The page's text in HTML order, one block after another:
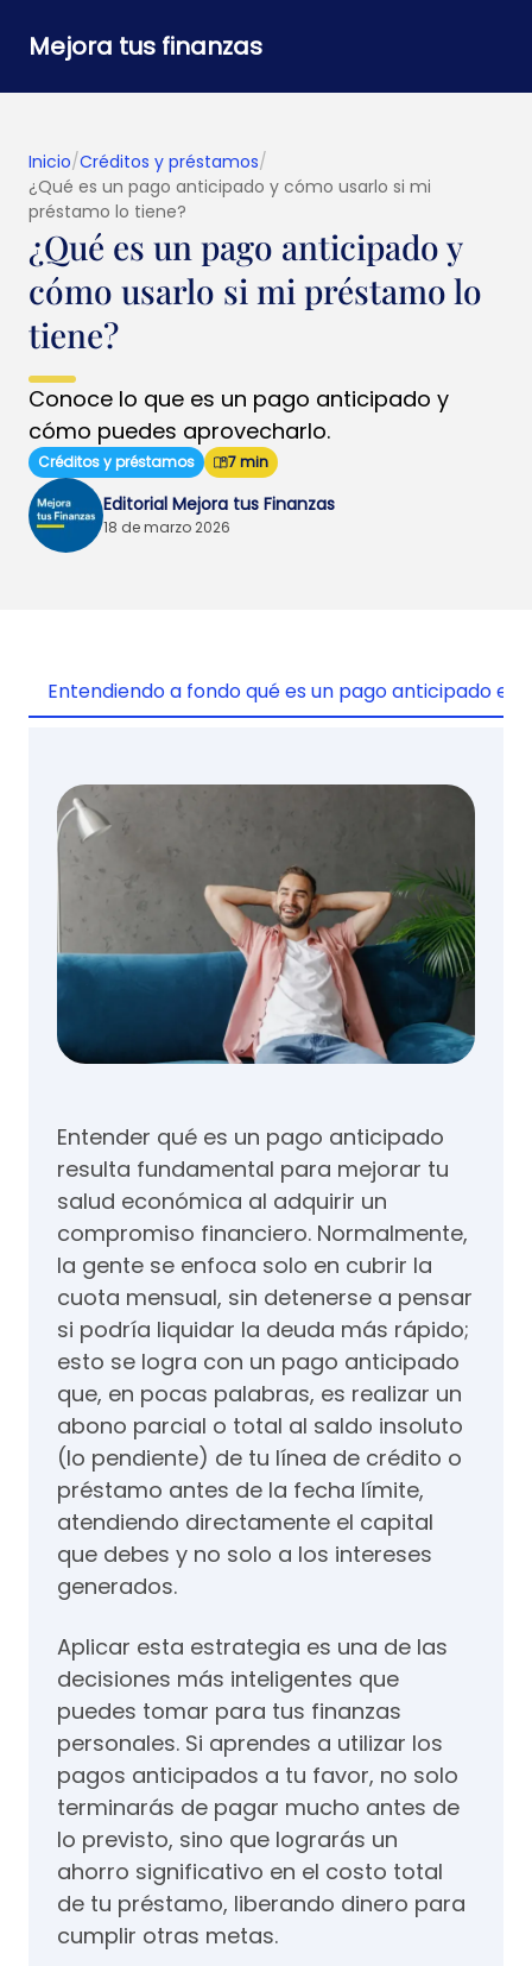
Mejora tus finanzas
Inicio/Créditos y préstamos/
¿Qué es un pago anticipado y cómo usarlo si mi
préstamo lo tiene?
¿Qué es un pago anticipado y
cómo usarlo si mi préstamo lo
tiene?
Conoce lo que es un pago anticipado y
cómo puedes aprovecharlo.
Créditos y préstamos 7 min
Editorial Mejora tus Finanzas
18 de marzo 2026
Entendiendo a fondo qué es un pago anticipado en
Entender qué es un pago anticipado
resulta fundamental para mejorar tu
salud económica al adquirir un
compromiso financiero. Normalmente,
la gente se enfoca solo en cubrir la
cuota mensual, sin detenerse a pensar
si podría liquidar la deuda más rápido;
esto se logra con un pago anticipado
que, en pocas palabras, es realizar un
abono parcial o total al saldo insoluto
(lo pendiente) de tu línea de crédito o
préstamo antes de la fecha límite,
atendiendo directamente el capital
que debes y no solo a los intereses
generados.
Aplicar esta estrategia es una de las
decisiones más inteligentes que
puedes tomar para tus finanzas
personales. Si aprendes a utilizar los
pagos anticipados a tu favor, no solo
terminarás de pagar mucho antes de
lo previsto, sino que lograrás un
ahorro significativo en el costo total
de tu préstamo, liberando dinero para
cumplir otras metas.